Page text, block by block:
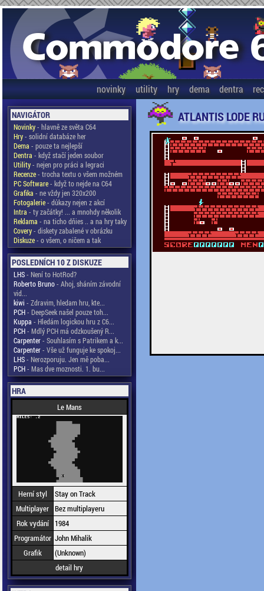
novinky utility hry dema dentra
NAVIGÁTOR
Novinky- hlavně ze světa C64
Hry- solidní databáze her
Dema - pouze ta nejlepší
Dentra - když stačí jeden soubor
Utility- nejen pro práci a legraci
Recenze- trocha textu o všem možném
PC Software- když to nejde na C64
Grafika - ne vždy jen 320x200
Fotogalerie- důkazy nejen z akcí
Intra - ty začátky! ... a mnohdy několik
Reklama - na ticho dňies .. a na hry taky
Covery- diskety zabalené v obrázku
Diskuze- o všem, o ničem a tak
POSLEDNÍCH 10 Z DISKUZE
LHS- Není to HotRod?
Roberto Bruno- Ahoj, sháním závodní
vid...
kiwi - Zdravim, hledam hru, kte...
PCH- DeepSeek našel pouze toh...
Kuppa - Hledám logickou hru z C6...
PCH- Mdlý PCH má odzkoušený R...
Carpenter- Souhlasím s Patrikem a k...
Carpenter- Vše už funguje ke spokoj...
LHS- Nerozporuju. Jen mě poba...
PCH- Mas dve moznosti. 1. bu...
HRA
Le Mans
Herní styl
Stay on Track
Multiplayer Bez multiplayeru
Rok vydání
1984
Programátor John Mihalik
Grafik
(Unknown)
detail hry
ATLANTIS LODE